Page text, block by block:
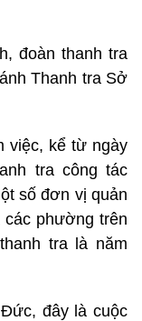
đoàn thanh tra
Thanh tra Sở
việc, kể từ ngày
tra công tác
số đơn vị quản
phường trên
tra là năm
đây là cuộc